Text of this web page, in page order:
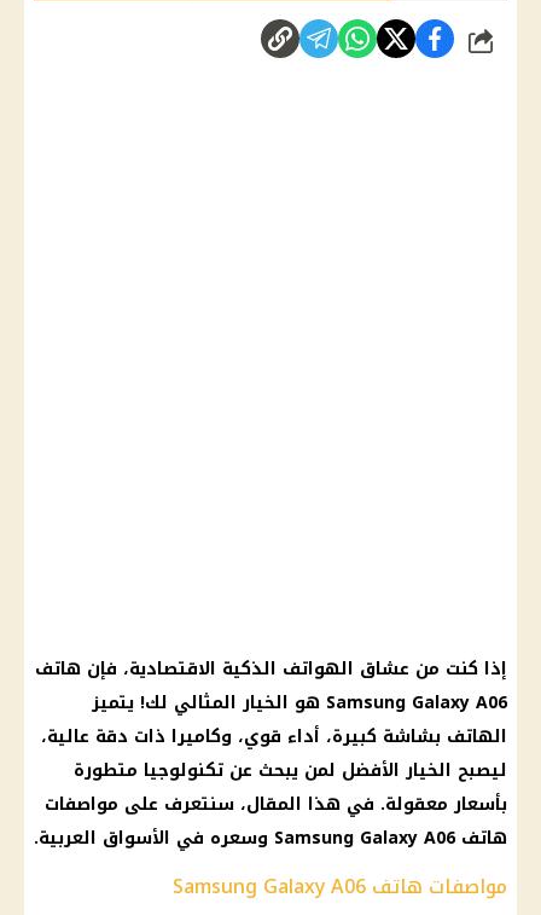
شارك
إذا كنت من عشاق الهواتف الذكية الاقتصادية، فإن هاتف
Samsung Galaxy A06 هو الخيار المثالي لك! يتميز
الهاتف بشاشة كبيرة، أداء قوي، وكاميرا ذات دقة عالية،
ليصبح الخيار الأفضل لمن يبحث عن تكنولوجيا متطورة
بأسعار معقولة. في هذا المقال، سنتعرف على مواصفات
هاتف Samsung Galaxy A06 وسعره في الأسواق العربية.
مواصفات هاتف Samsung Galaxy A06